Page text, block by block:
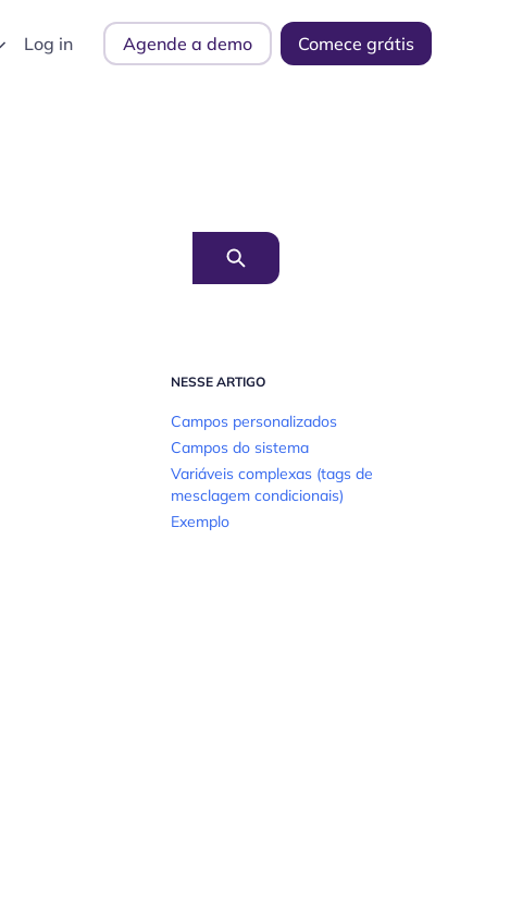
Log in Agende a demo Comece grátis
NESSE ARTIGO
Campos personalizados
Campos do sistema
Variáveis complexas (tags de
mesclagem condicionais)
Exemplo